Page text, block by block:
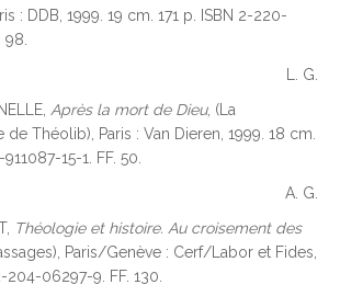
: DDB, 1999. 19 cm. 171 p. ISBN 2-220-
L. G.
Après la mort de Dieu, (La
Théolib), Paris : Van Dieren, 1999. 18 cm.
15-1. FF. 50.
A. G.
Théologie et histoire. Au croisement des
Paris/Genève : Cerf/Labor et Fides,
204-06297-9. FF. 130.